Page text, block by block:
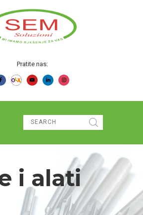
Pratite nas:
i alati